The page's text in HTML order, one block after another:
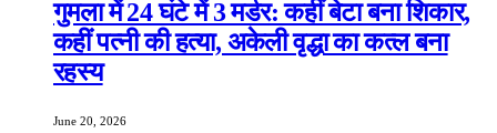
गुमला में 24 घंटे में 3 मर्डर: कहीं बेटा बना शिकार,
कहीं पत्नी की हत्या, अकेली वृद्धा का कत्ल बना
रहस्य
June 20, 2026